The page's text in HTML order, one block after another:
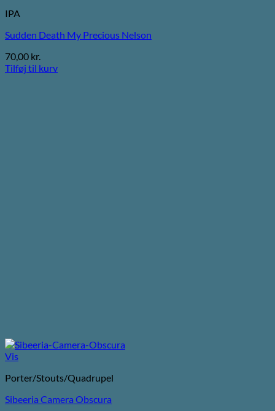
IPA
Sudden Death My Precious Nelson
70,00 kr.
Tilføj til kurv
Vis
Porter/Stouts/Quadrupel
Sibeeria Camera Obscura